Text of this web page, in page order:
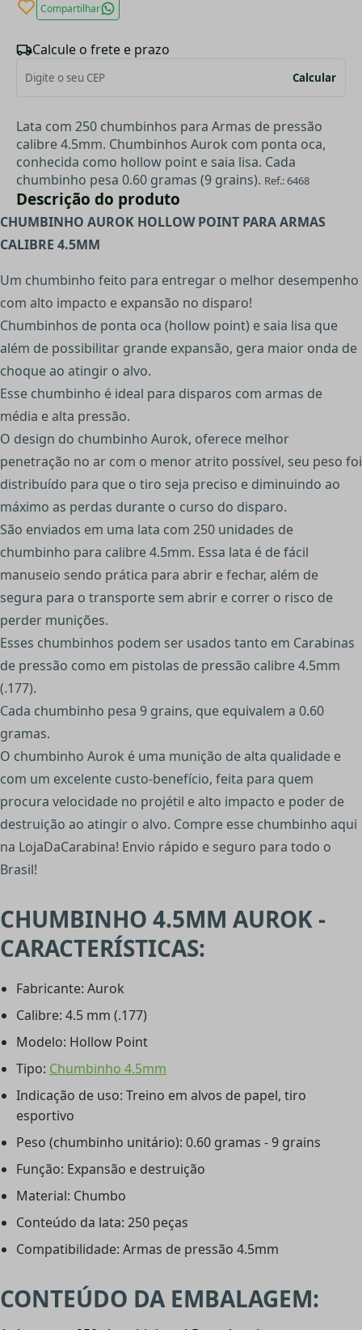
Compartilhar
Calcule o frete e prazo
Calcular
Lata com 250 chumbinhos para Armas de pressão
calibre 4.5mm. Chumbinhos Aurok com ponta oca,
conhecida como hollow point e saia lisa. Cada
chumbinho pesa 0.60 gramas (9 grains). Ref.: 6468
Descrição do produto
CHUMBINHO AUROK HOLLOW POINT PARA ARMAS
CALIBRE 4.5MM
Um chumbinho feito para entregar o melhor desempenho
com alto impacto e expansão no disparo!
Chumbinhos de ponta oca (hollow point) e saia lisa que
além de possibilitar grande expansão, gera maior onda de
choque ao atingir o alvo.
Esse chumbinho é ideal para disparos com armas de
média e alta pressão.
O design do chumbinho Aurok, oferece melhor
penetração no ar com o menor atrito possível, seu peso foi
distribuído para que o tiro seja preciso e diminuindo ao
máximo as perdas durante o curso do disparo.
São enviados em uma lata com 250 unidades de
chumbinho para calibre 4.5mm. Essa lata é de fácil
manuseio sendo prática para abrir e fechar, além de
segura para o transporte sem abrir e correr o risco de
perder munições.
Esses chumbinhos podem ser usados tanto em Carabinas
de pressão como em pistolas de pressão calibre 4.5mm
(.177).
Cada chumbinho pesa 9 grains, que equivalem a 0.60
gramas.
O chumbinho Aurok é uma munição de alta qualidade e
com um excelente custo-benefício, feita para quem
procura velocidade no projétil e alto impacto e poder de
destruição ao atingir o alvo. Compre esse chumbinho aqui
na LojaDaCarabina! Envio rápido e seguro para todo o
Brasil!
CHUMBINHO 4.5MM AUROK -
CARACTERÍSTICAS:
Fabricante: Aurok
Calibre: 4.5 mm (.177)
Modelo: Hollow Point
Tipo: Chumbinho 4.5mm
Indicação de uso: Treino em alvos de papel, tiro
esportivo
Peso (chumbinho unitário): 0.60 gramas - 9 grains
Função: Expansão e destruição
Material: Chumbo
Conteúdo da lata: 250 peças
Compatibilidade: Armas de pressão 4.5mm
CONTEÚDO DA EMBALAGEM: